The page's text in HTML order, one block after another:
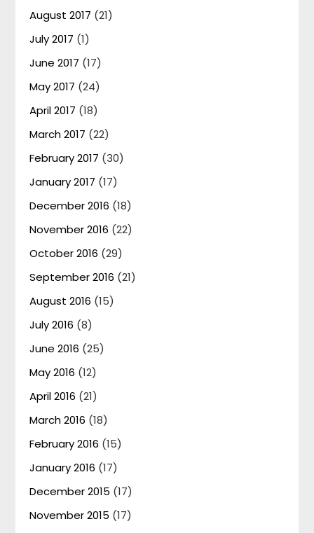
August 2017 (21)
July 2017 (1)
June 2017 (17)
May 2017 (24)
April 2017 (18)
March 2017 (22)
February 2017 (30)
January 2017 (17)
December 2016 (18)
November 2016 (22)
October 2016 (29)
September 2016 (21)
August 2016 (15)
July 2016 (8)
June 2016 (25)
May 2016 (12)
April 2016 (21)
March 2016 (18)
February 2016 (15)
January 2016 (17)
December 2015 (17)
November 2015 (17)